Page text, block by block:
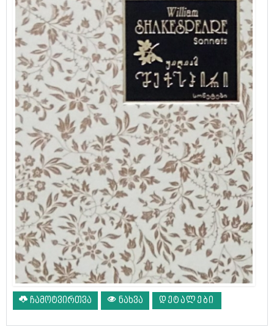
ჩამოტვირთვა ნახვა ᲓᲔᲢᲐᲚᲔᲑᲘ